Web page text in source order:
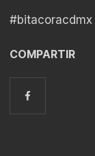
#bitacoracdmx
COMPARTIR